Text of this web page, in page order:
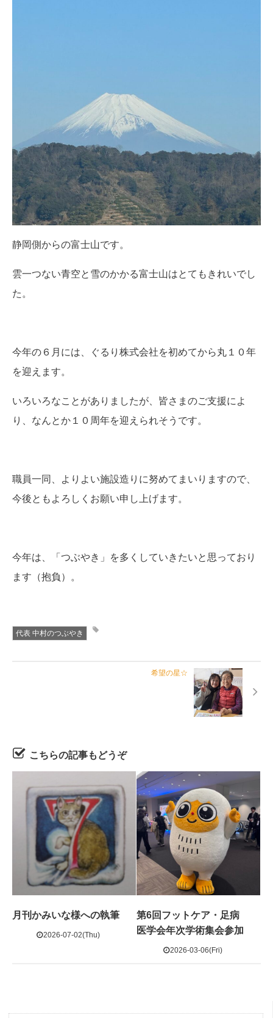
静岡側からの富士山です。
雲一つない青空と雪のかかる富士山はとてもきれいでし
た。
今年の６月には、ぐるり株式会社を初めてから丸１０年
を迎えます。
いろいろなことがありましたが、皆さまのご支援によ
り、なんとか１０周年を迎えられそうです。
職員一同、よりよい施設造りに努めてまいりますので、
今後ともよろしくお願い申し上げます。
今年は、「つぶやき」を多くしていきたいと思っており
ます（抱負）。
代表 中村のつぶやき
希望の星☆
こちらの記事もどうぞ
月刊かみいな様への執筆
2026-07-02(Thu)
第6回フットケア・足病
医学会年次学術集会参加
2026-03-06(Fri)